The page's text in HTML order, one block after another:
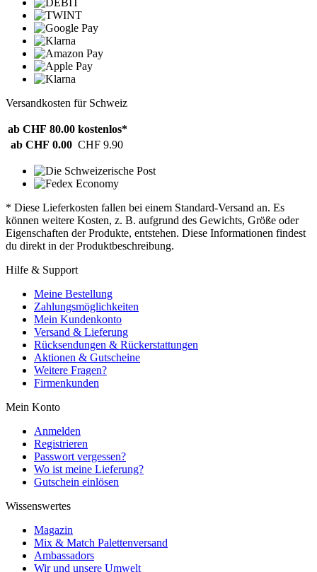
Versandkosten für Schweiz
ab CHF 80.00 kostenlos*
ab CHF 0.00 CHF 9.90
* Diese Lieferkosten fallen bei einem Standard-Versand an. Es
können weitere Kosten, z. B. aufgrund des Gewichts, Größe oder
Eigenschaften der Produkte, entstehen. Diese Informationen findest
du direkt in der Produktbeschreibung.
Hilfe & Support
Meine Bestellung
Zahlungsmöglichkeiten
Mein Kundenkonto
Versand & Lieferung
Rücksendungen & Rückerstattungen
Aktionen & Gutscheine
Weitere Fragen?
Firmenkunden
Mein Konto
Anmelden
Registrieren
Passwort vergessen?
Wo ist meine Lieferung?
Gutschein einlösen
Wissenswertes
Magazin
Mix & Match Palettenversand
Ambassadors
Wir und unsere Umwelt